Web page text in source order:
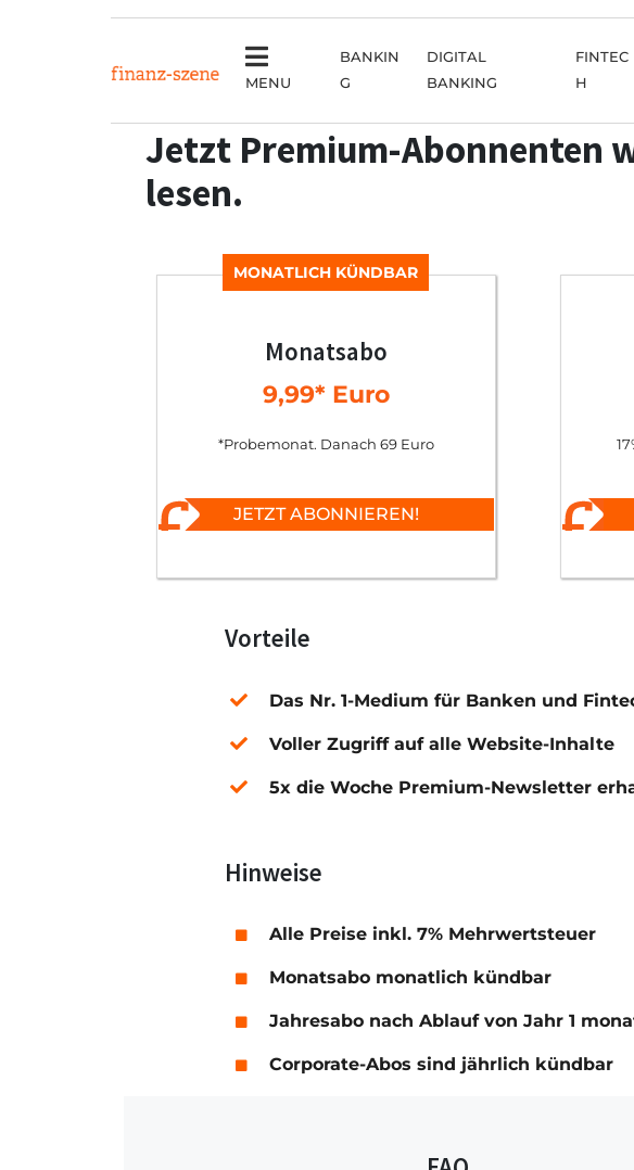
MENU
BANKIN
G
DIGITAL
BANKING
FINTEC
H
Jetzt Premium-Abonnenten
lesen.
MONATLICH KÜNDBAR
Monatsabo
9,99* Euro
*Probemonat. Danach 69 Euro
JETZT ABONNIEREN!
Vorteile
Das Nr. 1-Medium für Banken und
Voller Zugriff auf alle Website-Inhalte
5x die Woche Premium-Newsletter
Hinweise
Alle Preise inkl. 7% Mehrwertsteuer
Monatsabo monatlich kündbar
Jahresabo nach Ablauf von Jahr 1
Corporate-Abos sind jährlich kündbar